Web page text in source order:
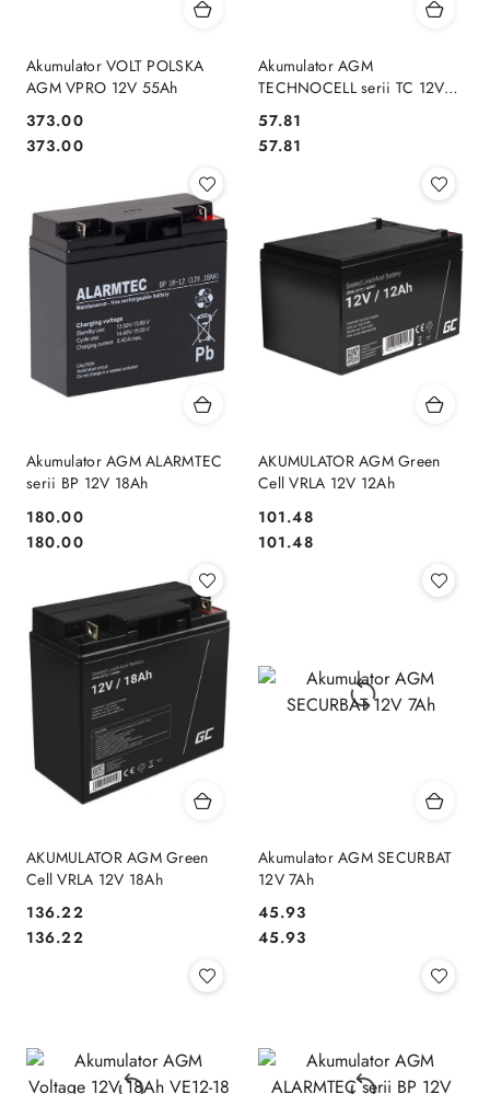
Akumulator VOLT POLSKA
AGM VPRO 12V 55Ah
Cena:
373.00
Cena:
373.00
Akumulator AGM
TECHNOCELL serii TC 12V
Cena:
57.81
Cena:
57.81
Akumulator AGM ALARMTEC
serii BP 12V 18Ah
Cena:
180.00
Cena:
180.00
AKUMULATOR AGM Green
Cell VRLA 12V 12Ah
Cena:
101.48
Cena:
101.48
AKUMULATOR AGM Green
Cell VRLA 12V 18Ah
Cena:
136.22
Cena:
136.22
Akumulator AGM SECURBAT
12V 7Ah
Cena:
45.93
Cena:
45.93